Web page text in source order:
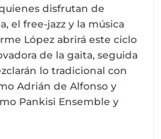
disfrutan de
el free-jazz y la música
López abrirá este ciclo
de la gaita, seguida
lo tradicional con
Adrián de Alfonso y
Pankisi Ensemble y